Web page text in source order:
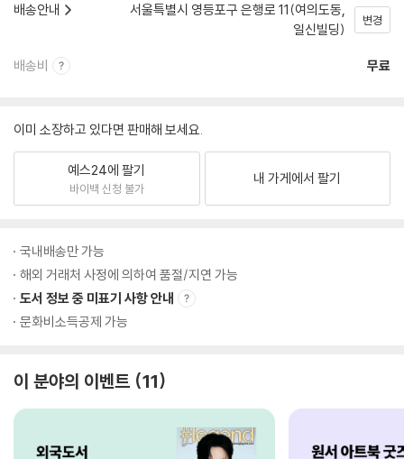
배송안내
서울특별시 영등포구 은행로 11(여의도동,
일신빌딩)
변경
배송비 무료
이미 소장하고 있다면 판매해 보세요.
예스24에 팔기
바이백 신청 불가
내 가게에서 팔기
국내배송만 가능
해외 거래처 사정에 의하여 품절/지연 가능
도서 정보 중 미표기 사항 안내
문화비소득공제 가능
이 분야의 이벤트 11